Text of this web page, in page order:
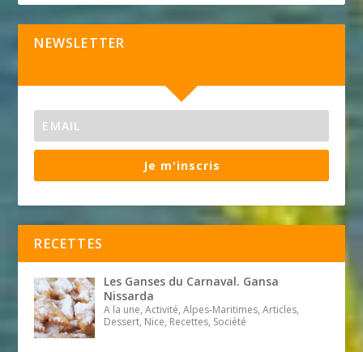
NEWSLETTER
Je m'inscris
RECETTES
Les Ganses du Carnaval. Gansa
Nissarda
A la une, Activité, Alpes-Maritimes, Articles,
Dessert, Nice, Recettes, Société